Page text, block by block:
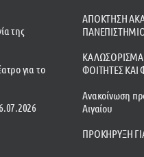
της
για το
ΑΠΟΚΤΗΣΗ
ΦΟΙΤΗΤΕΣ ΚΑΙ
Ανακοίνωση
Αιγαίου
ΠΡΟΚΗΡΥΞΗ